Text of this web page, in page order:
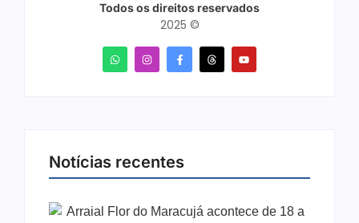
Todos os direitos reservados
2025 ©
Notícias recentes